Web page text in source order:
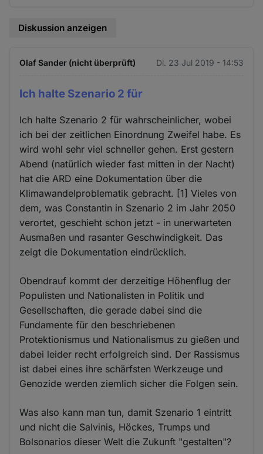
Diskussion anzeigen
Olaf Sander (nicht überprüft) Di. 23 Jul 2019 - 14:53
Ich halte Szenario 2 für
Ich halte Szenario 2 für wahrscheinlicher, wobei
ich bei der zeitlichen Einordnung Zweifel habe. Es
wird wohl sehr viel schneller gehen. Erst gestern
Abend (natürlich wieder fast mitten in der Nacht)
hat die ARD eine Dokumentation über die
Klimawandelproblematik gebracht. [1] Vieles von
dem, was Constantin in Szenario 2 im Jahr 2050
verortet, geschieht schon jetzt - in unerwarteten
Ausmaßen und rasanter Geschwindigkeit. Das
zeigt die Dokumentation eindrücklich.
Obendrauf kommt der derzeitige Höhenflug der
Populisten und Nationalisten in Politik und
Gesellschaften, die gerade dabei sind die
Fundamente für den beschriebenen
Protektionismus und Nationalismus zu gießen und
dabei leider recht erfolgreich sind. Der Rassismus
ist dabei eines ihre schärfsten Werkzeuge und
Genozide werden ziemlich sicher die Folgen sein.
Was also kann man tun, damit Szenario 1 eintritt
und nicht die Salvinis, Höckes, Trumps und
Bolsonarios dieser Welt die Zukunft "gestalten"?